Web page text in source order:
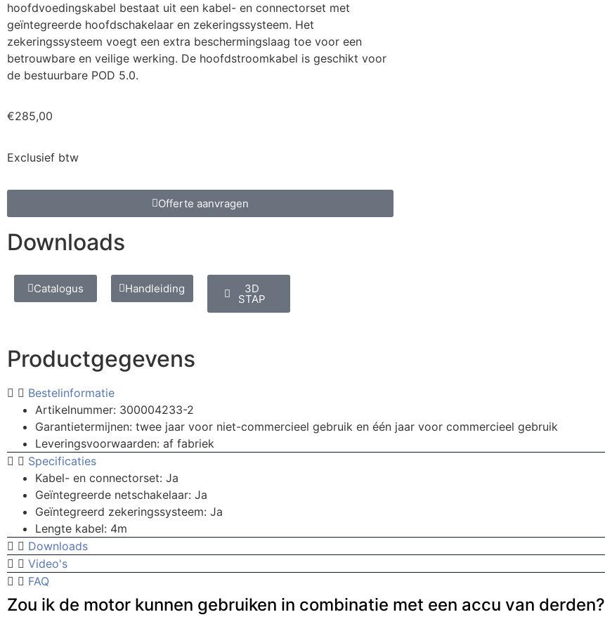
hoofdvoedingskabel bestaat uit een kabel- en connectorset met
geïntegreerde hoofdschakelaar en zekeringssysteem. Het
zekeringssysteem voegt een extra beschermingslaag toe voor een
betrouwbare en veilige werking. De hoofdstroomkabel is geschikt voor
de bestuurbare POD 5.0.
€285,00
Exclusief btw
Offerte aanvragen
Downloads
Catalogus Handleiding 3D
STAP
Productgegevens
Bestelinformatie
Artikelnummer: 300004233-2
Garantietermijnen: twee jaar voor niet-commercieel gebruik en één jaar voor commercieel gebruik
Leveringsvoorwaarden: af fabriek
Specificaties
Kabel- en connectorset: Ja
Geïntegreerde netschakelaar: Ja
Geïntegreerd zekeringssysteem: Ja
Lengte kabel: 4m
Downloads
Video's
FAQ
Zou ik de motor kunnen gebruiken in combinatie met een accu van derden?